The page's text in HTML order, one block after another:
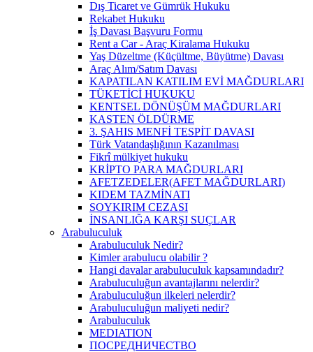
Dış Ticaret ve Gümrük Hukuku
Rekabet Hukuku
İş Davası Başvuru Formu
Rent a Car - Araç Kiralama Hukuku
Yaş Düzeltme (Küçültme, Büyütme) Davası
Araç Alım/Satım Davası
KAPATILAN KATILIM EVİ MAĞDURLARI
TÜKETİCİ HUKUKU
KENTSEL DÖNÜŞÜM MAĞDURLARI
KASTEN ÖLDÜRME
3. ŞAHIS MENFİ TESPİT DAVASI
Türk Vatandaşlığının Kazanılması
Fikrî mülkiyet hukuku
KRİPTO PARA MAĞDURLARI
AFETZEDELER(AFET MAĞDURLARI)
KIDEM TAZMİNATI
SOYKIRIM CEZASI
İNSANLIĞA KARŞI SUÇLAR
Arabuluculuk
Arabuluculuk Nedir?
Kimler arabulucu olabilir ?
Hangi davalar arabuluculuk kapsamındadır?
Arabuluculuğun avantajlarını nelerdir?
Arabuluculuğun ilkeleri nelerdir?
Arabuluculuğun maliyeti nedir?
Arabuluculuk
MEDIATION
ПОСРЕДНИЧЕСТВО